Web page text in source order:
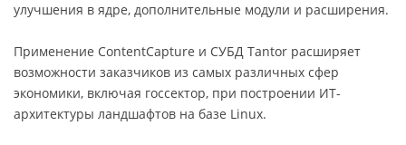
улучшения в ядре, дополнительные модули и расширения.
Применение ContentCapture и СУБД Tantor расширяет
возможности заказчиков из самых различных сфер
экономики, включая госсектор, при построении ИТ-
архитектуры ландшафтов на базе Linux.